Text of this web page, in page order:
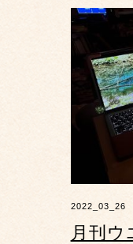
2022_03_26
月刊ウ